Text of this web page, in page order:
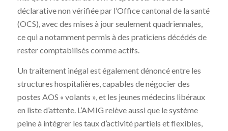
déclarative non vérifiée par l’Office cantonal de la santé
(OCS), avec des mises à jour seulement quadriennales,
ce qui a notamment permis à des praticiens décédés de
rester comptabilisés comme actifs.
Un traitement inégal est également dénoncé entre les
structures hospitalières, capables de négocier des
postes AOS « volants », et les jeunes médecins libéraux
en liste d’attente. L’AMIG relève aussi que le système
peine à intégrer les taux d’activité partiels et flexibles,